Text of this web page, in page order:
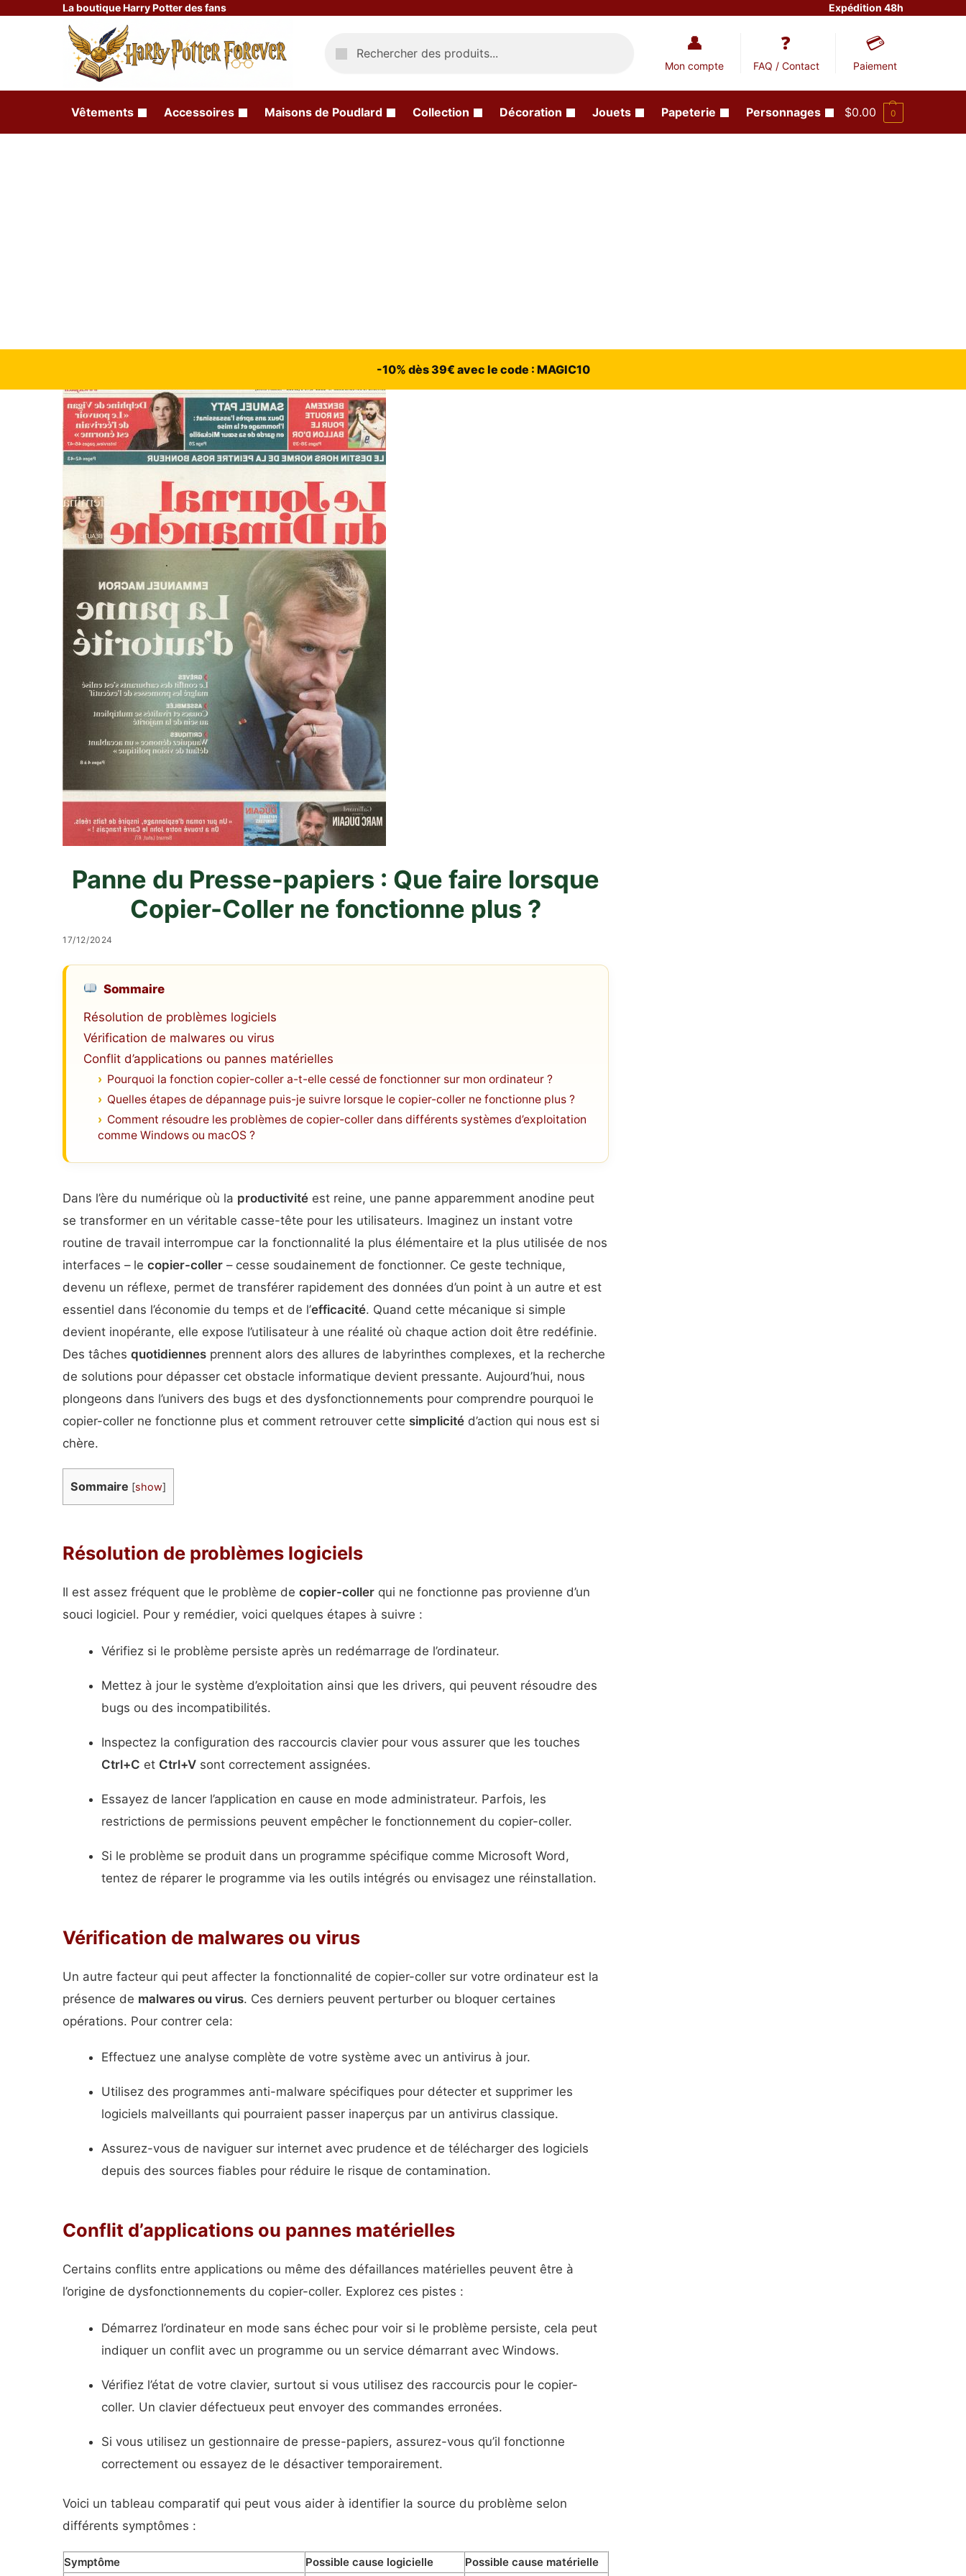
La boutique Harry Potter des fans Expédition 48h
Mon compte FAQ / Contact Paiement
Vêtements Accessoires Maisons de Poudlard Collection Décoration Jouets Papeterie Personnages $0.00 0
-10% dès 39€ avec le code : MAGIC10
Panne du Presse-papiers : Que faire lorsque
Copier-Coller ne fonctionne plus ?
17/12/2024
Sommaire
Résolution de problèmes logiciels
Vérification de malwares ou virus
Conflit d’applications ou pannes matérielles
Pourquoi la fonction copier-coller a-t-elle cessé de fonctionner sur mon ordinateur ?
Quelles étapes de dépannage puis-je suivre lorsque le copier-coller ne fonctionne plus ?
Comment résoudre les problèmes de copier-coller dans différents systèmes d’exploitation
comme Windows ou macOS ?
Dans l’ère du numérique où la productivité est reine, une panne apparemment anodine peut
se transformer en un véritable casse-tête pour les utilisateurs. Imaginez un instant votre
routine de travail interrompue car la fonctionnalité la plus élémentaire et la plus utilisée de nos
interfaces – le copier-coller – cesse soudainement de fonctionner. Ce geste technique,
devenu un réflexe, permet de transférer rapidement des données d’un point à un autre et est
essentiel dans l’économie du temps et de l’efficacité. Quand cette mécanique si simple
devient inopérante, elle expose l’utilisateur à une réalité où chaque action doit être redéfinie.
Des tâches quotidiennes prennent alors des allures de labyrinthes complexes, et la recherche
de solutions pour dépasser cet obstacle informatique devient pressante. Aujourd’hui, nous
plongeons dans l’univers des bugs et des dysfonctionnements pour comprendre pourquoi le
copier-coller ne fonctionne plus et comment retrouver cette simplicité d’action qui nous est si
chère.
Sommaire [show]
Résolution de problèmes logiciels
Il est assez fréquent que le problème de copier-coller qui ne fonctionne pas provienne d’un
souci logiciel. Pour y remédier, voici quelques étapes à suivre :
Vérifiez si le problème persiste après un redémarrage de l’ordinateur.
Mettez à jour le système d’exploitation ainsi que les drivers, qui peuvent résoudre des
bugs ou des incompatibilités.
Inspectez la configuration des raccourcis clavier pour vous assurer que les touches
Ctrl+C et Ctrl+Vsont correctement assignées.
Essayez de lancer l’application en cause en mode administrateur. Parfois, les
restrictions de permissions peuvent empêcher le fonctionnement du copier-coller.
Si le problème se produit dans un programme spécifique comme Microsoft Word,
tentez de réparer le programme via les outils intégrés ou envisagez une réinstallation.
Vérification de malwares ou virus
Un autre facteur qui peut affecter la fonctionnalité de copier-coller sur votre ordinateur est la
présence de malwares ou virus. Ces derniers peuvent perturber ou bloquer certaines
opérations. Pour contrer cela:
Effectuez une analyse complète de votre système avec un antivirus à jour.
Utilisez des programmes anti-malware spécifiques pour détecter et supprimer les
logiciels malveillants qui pourraient passer inaperçus par un antivirus classique.
Assurez-vous de naviguer sur internet avec prudence et de télécharger des logiciels
depuis des sources fiables pour réduire le risque de contamination.
Conflit d’applications ou pannes matérielles
Certains conflits entre applications ou même des défaillances matérielles peuvent être à
l’origine de dysfonctionnements du copier-coller. Explorez ces pistes :
Démarrez l’ordinateur en mode sans échec pour voir si le problème persiste, cela peut
indiquer un conflit avec un programme ou un service démarrant avec Windows.
Vérifiez l’état de votre clavier, surtout si vous utilisez des raccourcis pour le copier-
coller. Un clavier défectueux peut envoyer des commandes erronées.
Si vous utilisez un gestionnaire de presse-papiers, assurez-vous qu’il fonctionne
correctement ou essayez de le désactiver temporairement.
Voici un tableau comparatif qui peut vous aider à identifier la source du problème selon
différents symptômes :
Symptôme Possible cause logicielle Possible cause matérielle